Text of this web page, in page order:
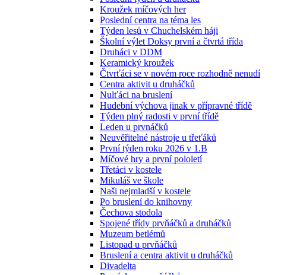
Kroužek míčových her
Poslední centra na téma les
Týden lesů v Chuchelském háji
Školní výlet Doksy první a čtvrtá třída
Druháci v DDM
Keramický kroužek
Čtvrťáci se v novém roce rozhodně nenudí
Centra aktivit u druháčků
Nulťáci na bruslení
Hudební výchova jinak v přípravné třídě
Týden plný radosti v první třídě
Leden u prvnáčků
Neuvěřitelné nástroje u třeťáků
První týden roku 2026 v 1.B
Míčové hry a první pololetí
Třetáci v kostele
Mikuláš ve škole
Naši nejmladší v kostele
Po bruslení do knihovny
Čechova stodola
Spojené třídy prvňáčků a druháčků
Muzeum betlémů
Listopad u prvňáčků
Bruslení a centra aktivit u druháčků
Divadelta